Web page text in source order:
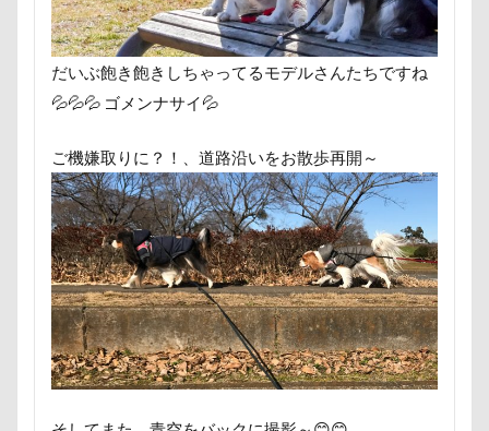
だいぶ飽き飽きしちゃってるモデルさんたちですね
💦💦💦 ゴメンナサイ💦
ご機嫌取りに？！、道路沿いをお散歩再開～
うしすけ
うさぎちゃん いろりくん
いぬPHOTOフェスタ
いぬPHOTOピックアップ
お兄ちゃん記念日
お花見散歩
お花見 お花スヌード
お正月写真
お昼寝 お散歩バッグ
お客様
お嬢 お土産 いとこ
いちごちゃん
PRIMELAND ドッグランもろやま
SUBARU
vivianちゃん
VANちゃん Tシャツ
TOYOTA
TOSHIBA
Surface Pro 4 StudioRitz
SONY
Simplers SEL35F18 SA
RUBYち